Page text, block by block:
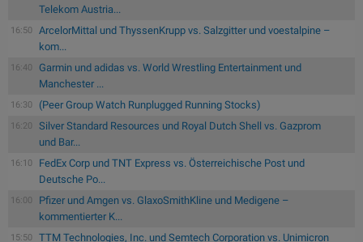
Telekom Austria...
16:50
ArcelorMittal und ThyssenKrupp vs. Salzgitter und voestalpine –
kom...
16:40
Garmin und adidas vs. World Wrestling Entertainment und
Manchester ...
16:30 (Peer Group Watch Runplugged Running Stocks)
16:20
Silver Standard Resources und Royal Dutch Shell vs. Gazprom
und Bar...
16:10
FedEx Corp und TNT Express vs. Österreichische Post und
Deutsche Po...
16:00
Pfizer und Amgen vs. GlaxoSmithKline und Medigene –
kommentierter K...
15:50
TTM Technologies, Inc. und Semtech Corporation vs. Unimicron